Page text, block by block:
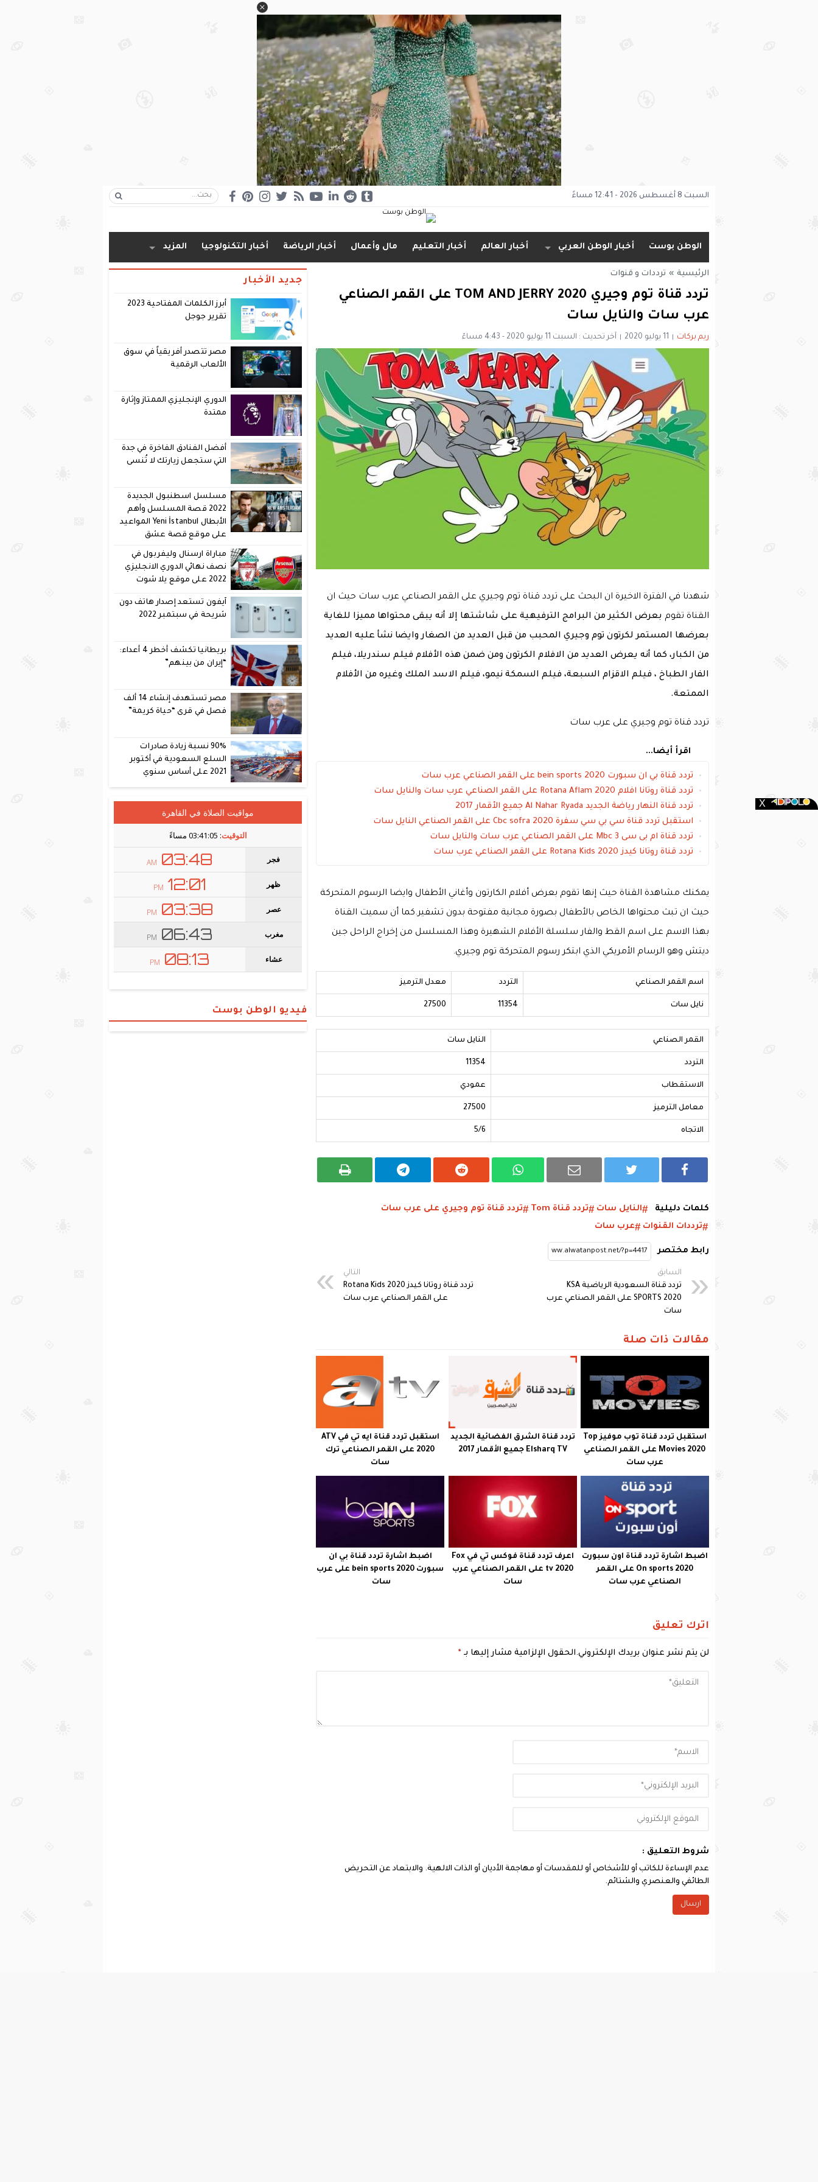
السبت 8 أغسطس 2026 - 12:41 مساءً
الوطن بوست أخبار الوطن العربي أخبار العالم أخبار التعليم مال وأعمال أخبار الرياضة أخبار التكنولوجيا المزيد
الرئيسية » ترددات و قنوات
تردد قناة توم وجيري TOM AND JERRY 2020 على القمر الصناعي
عرب سات والنايل سات
ريم بركات 11 يوليو 2020 آخر تحديث : السبت 11 يوليو 2020 - 4:43 مساءً
شهدنا في الفترة الاخيرة ان البحث على تردد قناة توم وجيري على القمر الصناعي عرب سات حيث ان
القناة تقوم بعرض الكثير من البرامج الترفيهية على شاشتها إلا أنه يبقى محتواها مميزا للغاية
بعرضها المستمر لكرتون توم وجيري المحبب من قبل العديد من الصغار وايضا نشأ عليه العديد
من الكبار، كما أنه يعرض العديد من الافلام الكرتون ومن ضمن هذه الأفلام فيلم سندريلا، فيلم
الفار الطباخ ، فيلم الاقزام السبعة، فيلم السمكة نيمو، فيلم الاسد الملك وغيره من الأفلام
الممتعة.
تردد قناة توم وجيري على عرب سات
اقرأ أيضا...
تردد قناة بي ان سبورت bein sports 2020 على القمر الصناعي عرب سات
تردد قناة روتانا افلام Rotana Aflam 2020 على القمر الصناعي عرب سات والنايل سات
تردد قناة النهار رياضة الجديد Al Nahar Ryada جميع الأقمار 2017
استقبل تردد قناة سي بي سي سفرة Cbc sofra 2020 على القمر الصناعي النايل سات
تردد قناة ام بى سى 3 Mbc على القمر الصناعي عرب سات والنايل سات
تردد قناة روتانا كيدز Rotana Kids 2020 على القمر الصناعي عرب سات
يمكنك مشاهدة القناة حيث إنها تقوم بعرض أفلام الكارتون وأغاني الأطفال وايضا الرسوم المتحركة
حيث ان تبث محتواها الخاص بالأطفال بصورة مجانية مفتوحة بدون تشفير.كما أن سميت القناة
بهذا الاسم على اسم القط والفار سلسلة الأفلام الشهيرة وهذا المسلسل من إخراج الراحل جين
ديتش وهو الرسام الأمريكي الذي ابتكر رسوم المتحركة توم وجيري.
اسم القمر الصناعي التردد معدل الترميز
نايل سات 11354
27500
القمر الصناعي النايل سات
التردد 11354
الاستقطاب عمودي
معامل الترميز 27500
الاتجاه 5/6
كلمات دليلية النايل سات تردد قناة Tom
تردد قناة توم وجيري على عرب سات
ترددات القنوات
عرب سات
رابط مختصر
السابق
تردد قناة السعودية الرياضية KSA
SPORTS 2020 على القمر الصناعي عرب
سات
التالي
تردد قناة روتانا كيدز Rotana Kids 2020
على القمر الصناعي عرب سات
مقالات ذات صلة
استقبل تردد قناة توب موفيز Top
Movies 2020 على القمر الصناعي
عرب سات
تردد قناة الشرق الفضائية الجديد
Elsharq TV جميع الأقمار 2017
استقبل تردد قناة ايه تي في ATV
2020 على القمر الصناعي ترك
سات
اضبط اشارة تردد قناة اون سبورت
On sports 2020 على القمر
الصناعي عرب سات
اعرف تردد قناة فوكس تي في Fox
tv 2020 على القمر الصناعي عرب
سات
اضبط اشارة تردد قناة بي ان
سبورت bein sports 2020 على عرب
سات
اترك تعليق
لن يتم نشر عنوان بريدك الإلكتروني.الحقول الإلزامية مشار إليها بـ *
شروط التعليق :
عدم الإساءة للكاتب أو للأشخاص أو للمقدسات أو مهاجمة الأديان أو الذات الالهية. والابتعاد عن التحريض
الطائفي والعنصري والشتائم.
جديد الأخبار
أبرز الكلمات المفتاحية 2023
تقرير جوجل
مصر تتصدر أفريقياً في سوق
الألعاب الرقمية
الدوري الإنجليزي الممتاز وإثارة
ممتدة
أفضل الفنادق الفاخرة في جدة
التي ستجعل زيارتك لا تُنسى
مسلسل اسطنبول الجديدة
2022 قصة المسلسل وأهم
الأبطال Yeni İstanbul المواعيد
على موقع قصة عشق
مباراة ارسنال وليفربول في
نصف نهائي الدوري الانجليزي
2022 على موقع يلا شوت
آيفون تستعد إصدار هاتف دون
شريحة في سبتمبر 2022
بريطانيا تكشف أخطر 4 أعداء:
“إيران من بينهم”
مصر تستهدف إنشاء 14 ألف
فصل في قرى “حياة كريمة”
90% نسبة زيادة صادرات
السلع السعودية في أكتوبر
2021 على أساس سنوي
فيديو الوطن بوست